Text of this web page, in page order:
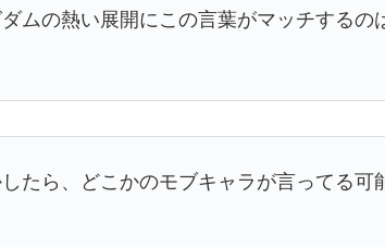
ムの熱い展開にこの言葉がマッチするの
したら、どこかのモブキャラが言ってる可